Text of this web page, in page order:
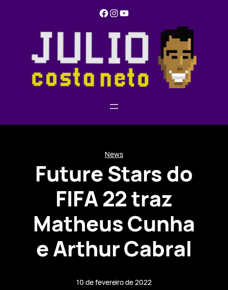
Facebook Instagram YouTube
News
Future Stars do
FIFA 22 traz
Matheus Cunha
e Arthur Cabral
10 de fevereiro de 2022